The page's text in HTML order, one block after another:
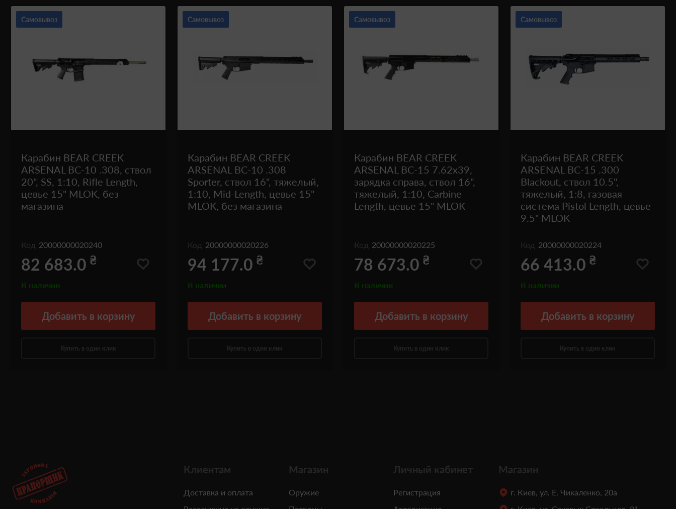
Самовывоз
Карабин BEAR CREEK
ARSENAL BC-10 .308, ствол
20", SS, 1:10, Rifle Length,
цевье 15" MLOK, без
магазина
Код 20000000020240
82 683.0 ₴
В наличии
Добавить в корзину
Купить в один клик
Самовывоз
Карабин BEAR CREEK
ARSENAL BC-10 .308
Sporter, ствол 16", тяжелый,
1:10, Mid-Length, цевье 15"
MLOK, без магазина
Код 20000000020226
94 177.0 ₴
В наличии
Добавить в корзину
Купить в один клик
Самовывоз
Карабин BEAR CREEK
ARSENAL BC-15 7.62x39,
зарядка справа, ствол 16",
тяжелый, 1:10, Carbine
Length, цевье 15" MLOK
Код 20000000020225
78 673.0 ₴
В наличии
Добавить в корзину
Купить в один клик
Самовывоз
Карабин BEAR CREEK
ARSENAL BC-15 .300
Blackout, ствол 10.5",
тяжелый, 1:8, газовая
система Pistol Length, цевье
9.5" MLOK
Код 20000000020224
66 413.0 ₴
В наличии
Добавить в корзину
Купить в один клик
Клиентам
Доставка и оплата
Магазин
Оружие
Личный кабинет
Регистрация
Магазин
г. Киев, ул. Е. Чикаленко, 20а